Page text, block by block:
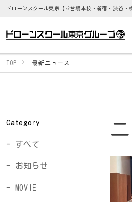
ドローンスクール東京【お台場本校・新宿・渋谷
TOP 最新ニュース
Category
すべて
お知らせ
MOVIE